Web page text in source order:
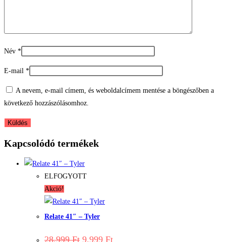
Név *
E-mail *
A nevem, e-mail címem, és weboldalcímem mentése a böngészőben a
következő hozzászólásomhoz.
Kapcsolódó termékek
ELFOGYOTT
Akció!
Relate 41″ – Tyler
28.999Ft Original
9.999 FtCurrent